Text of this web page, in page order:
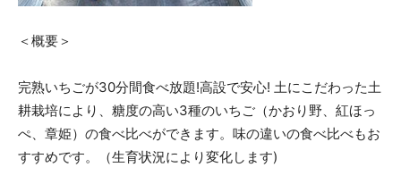
＜概要＞
完熟いちごが30分間食べ放題!高設で安心! 土にこだわった土
耕栽培により、糖度の高い3種のいちご（かおり野、紅ほっ
ぺ、章姫）の食べ比べができます。味の違いの食べ比べもお
すすめです。（生育状況により変化します)